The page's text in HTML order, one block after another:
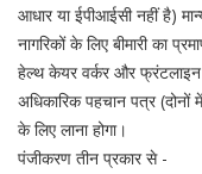
आधार या ईपीआईसी नहीं है)
नागरिकों के लिए बीमारी का
हेल्थ केयर वर्कर और फ्रंटलाइन
अधिकारिक पहचान पत्र
के लिए लाना होगा।
पंजीकरण तीन प्रकार से -